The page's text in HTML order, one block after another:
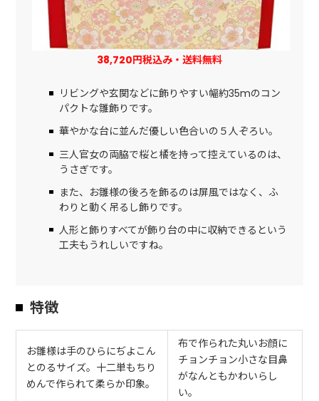
38,720円税込み・送料無料
リビングや玄関などに飾りやすい幅約35mのコン
パクトな雛飾りです。
華やかな台に並んだ優しい色合いの５人ぞろい。
三人官女の両脇で桜と橘を持って控えているのは、
うさぎです。
また、お雛様の後ろを飾るのは屏風ではなく、ふ
わりと動く吊るし飾りです。
人形と飾りすべてが飾り台の中に収納できるという
工夫もうれしいですね。
特徴
お雛様は手のひらにぢよこん
とのるサイズ。十二単もちり
めんで作られて柔らか印象。
布で作られた丸いお顔に
チョンチョン小さな目鼻
がなんともかわいらし
い。